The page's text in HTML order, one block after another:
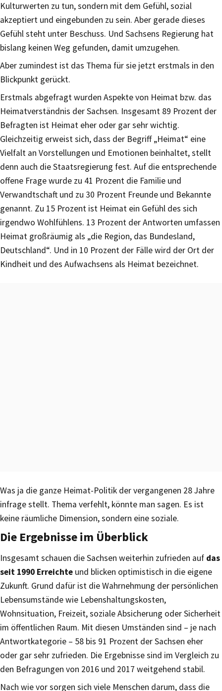
Kulturwerten zu tun, sondern mit dem Gefühl, sozial
akzeptiert und eingebunden zu sein. Aber gerade dieses
Gefühl steht unter Beschuss. Und Sachsens Regierung hat
bislang keinen Weg gefunden, damit umzugehen.
Aber zumindest ist das Thema für sie jetzt erstmals in den
Blickpunkt gerückt.
Erstmals abgefragt wurden Aspekte von Heimat bzw. das
Heimatverständnis der Sachsen. Insgesamt 89 Prozent der
Befragten ist Heimat eher oder gar sehr wichtig.
Gleichzeitig erweist sich, dass der Begriff „Heimat“ eine
Vielfalt an Vorstellungen und Emotionen beinhaltet, stellt
denn auch die Staatsregierung fest. Auf die entsprechende
offene Frage wurde zu 41 Prozent die Familie und
Verwandtschaft und zu 30 Prozent Freunde und Bekannte
genannt. Zu 15 Prozent ist Heimat ein Gefühl des sich
irgendwo Wohlfühlens. 13 Prozent der Antworten umfassen
Heimat großräumig als „die Region, das Bundesland,
Deutschland“. Und in 10 Prozent der Fälle wird der Ort der
Kindheit und des Aufwachsens als Heimat bezeichnet.
Was ja die ganze Heimat-Politik der vergangenen 28 Jahre
infrage stellt. Thema verfehlt, könnte man sagen. Es ist
keine räumliche Dimension, sondern eine soziale.
Die Ergebnisse im Überblick
Insgesamt schauen die Sachsen weiterhin zufrieden auf das
seit 1990 Erreichte und blicken optimistisch in die eigene
Zukunft. Grund dafür ist die Wahrnehmung der persönlichen
Lebensumstände wie Lebenshaltungskosten,
Wohnsituation, Freizeit, soziale Absicherung oder Sicherheit
im öffentlichen Raum. Mit diesen Umständen sind – je nach
Antwortkategorie – 58 bis 91 Prozent der Sachsen eher
oder gar sehr zufrieden. Die Ergebnisse sind im Vergleich zu
den Befragungen von 2016 und 2017 weitgehend stabil.
Nach wie vor sorgen sich viele Menschen darum, dass die